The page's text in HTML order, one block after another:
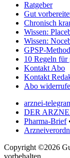
Ratgeber
Gut
Chronisch
Wissen:
Wissen:
GPSP-
10 Regeln
Kontakt Abo
Kontakt
Abo
arznei-
DER
Pharma-Brief
Copyright ©2026
vorbehalten.